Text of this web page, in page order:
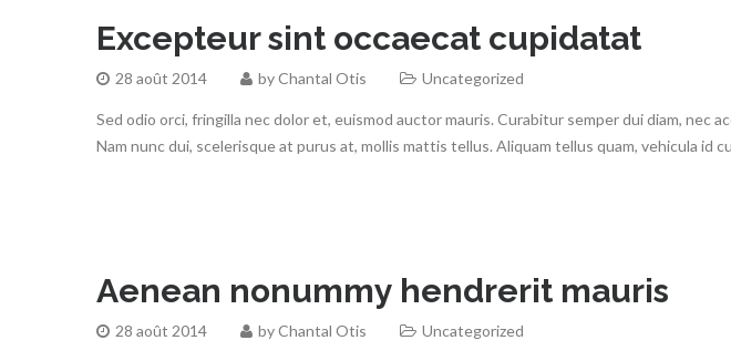
Excepteur sint occaecat cupidatat
28 août 2014 byChantal Otis Uncategorized
Sed odio orci, fringilla nec dolor et, euismod auctor mauris. Curabitur semper dui diam, nec
Nam nunc dui, scelerisque at purus at, mollis mattis tellus. Aliquam tellus quam, vehicula id
Aenean nonummy hendrerit mauris
28 août 2014 byChantal Otis Uncategorized